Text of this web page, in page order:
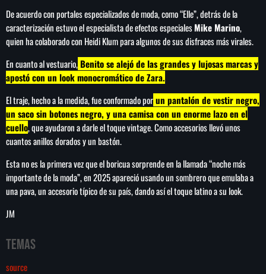
NOTAS
Importaciones de gas frenan soberanía
energética de México: Comité científico
Milei celebra ‘visita histórica’ del papa León
XIV en noviembre
Federación Venezolana reafirma su apoyo a
Infantino en medio de polémica comercial
de FIFA
De acuerdo con portales especializados de moda, como “Elle”, detrás de la
caracterización estuvo el especialista de efectos especialesMike Marino,
quien ha colaborado con Heidi Klum para algunos de sus disfraces más virales.
En cuanto al vestuario,Benito se alejó de las grandes y lujosas marcas y
apostó con un look monocromático de Zara.
El traje, hecho a la medida, fue conformado porun pantalón de vestir negro,
un saco sin botones negro, y una camisa con un enorme lazo en el
cuello, que ayudaron a darle el toque vintage. Como accesorios llevó unos
cuantos anillos dorados y un bastón.
Esta no es la primera vez que el boricua sorprende en la llamada “noche más
importante de la moda”, en 2025 apareció usando un sombrero que emulaba a
una pava, un accesorio típico de su país, dando así el toque latino a su look.
JM
Temas
source